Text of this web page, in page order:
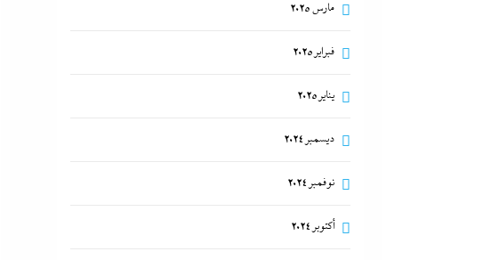
مارس 2025
فبراير 2025
يناير 2025
ديسمبر 2024
نوفمبر 2024
أكتوبر 2024